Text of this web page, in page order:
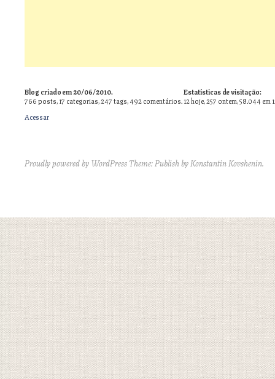
Blog criado em 20/06/2010.
766posts,17 categorias,247tags,492comentários.
Estatísticas de visitação:
12 hoje, 257 ontem, 58.044 em
Acessar
Proudly powered by WordPress Theme: Publish byKonstantin Kovshenin.